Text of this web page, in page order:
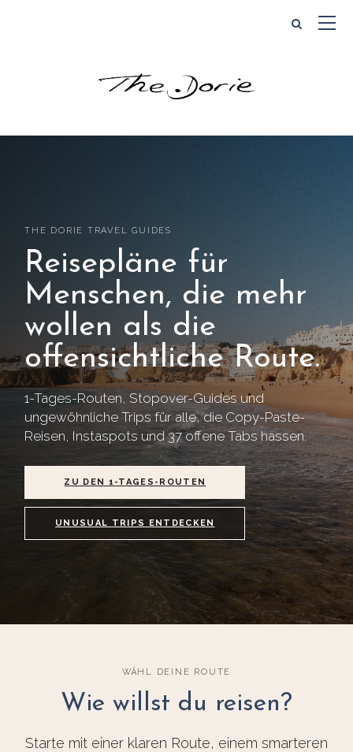
THE DORIE TRAVEL GUIDES
Reisepläne für
Menschen, die mehr
wollen als die
offensichtliche Route.
1-Tages-Routen, Stopover-Guides und
ungewöhnliche Trips für alle, die Copy-Paste-
Reisen, Instaspots und 37 offene Tabs hassen.
ZU DEN 1-TAGES-ROUTEN
UNUSUAL TRIPS ENTDECKEN
WÄHL DEINE ROUTE
Wie willst du reisen?
Starte mit einer klaren Route, einem smarteren